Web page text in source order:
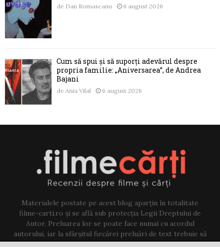
de Dan Romascanu 6 august 2026
Cum să spui și să suporți adevărul despre
propria familie: „Aniversarea”, de Andrea
Bajani
de Ania Vilal 6 august 2026
Materialele postate pe acest blog aparțin în totalitate
filme-carti.ro și se află sub protecția Legii Dreptului de
Autor. Preluarea lor se poate face numai cu acordul
autorului, iar la sfârșitul fiecărei preluări de text trebuie să
existe un link către acest blog.